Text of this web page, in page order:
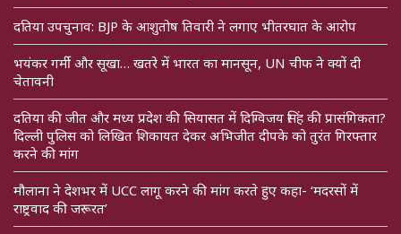
दतिया उपचुनाव: BJP के आशुतोष तिवारी ने लगाए भीतरघात के आरोप
भयंकर गर्मी और सूखा… खतरे में भारत का मानसून, UN चीफ ने क्यों दी
चेतावनी
दतिया की जीत और मध्य प्रदेश की सियासत में दिग्विजय सिंह की प्रासंगिकता?
दिल्ली पुलिस को लिखित शिकायत देकर अभिजीत दीपके को तुरंत गिरफ्तार
करने की मांग
मौलाना ने देशभर में UCC लागू करने की मांग करते हुए कहा- ‘मदरसों में
राष्ट्रवाद की जरूरत’